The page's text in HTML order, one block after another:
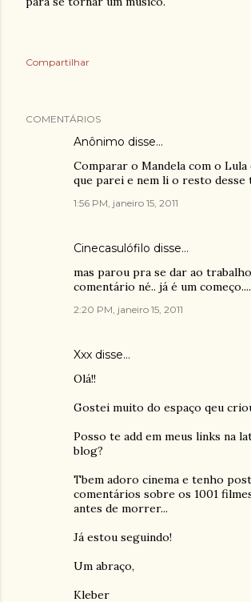
Compartilhar
COMENTÁRIOS
Anônimo disse…
Comparar o Mandela com o
que parei e nem li o resto desse
1:56 PM, janeiro 15, 2011
Cinecasulófilo disse…
mas parou pra se dar ao
comentário né.. já é um começo....
2:20 PM, janeiro 15, 2011
Xxx disse…
Olá!!
Gostei muito do espaço qeu
Posso te add em meus links na
blog?
Tbem adoro cinema e tenho
comentários sobre os 1001
antes de morrer...
Já estou seguindo!
Um abraço,
Kleber